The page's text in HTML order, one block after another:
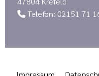
 Telefon: 02151 71